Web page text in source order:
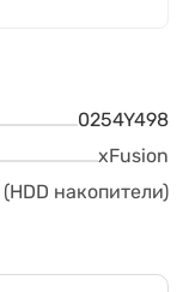
0254Y498
xFusion
накопители)